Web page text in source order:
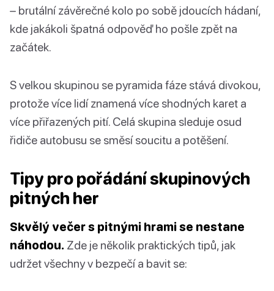
– brutální závěrečné kolo po sobě jdoucích hádaní,
kde jakákoli špatná odpověď ho pošle zpět na
začátek.
S velkou skupinou se pyramida fáze stává divokou,
protože více lidí znamená více shodných karet a
více přiřazených pití. Celá skupina sleduje osud
řidiče autobusu se směsí soucitu a potěšení.
Tipy pro pořádání skupinových
pitných her
Skvělý večer s pitnými hrami se nestane
náhodou. Zde je několik praktických tipů, jak
udržet všechny v bezpečí a bavit se: